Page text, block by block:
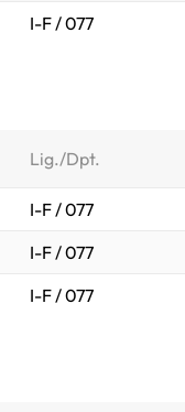
I-F / 077
Lig./Dpt.
I-F / 077
I-F / 077
I-F / 077